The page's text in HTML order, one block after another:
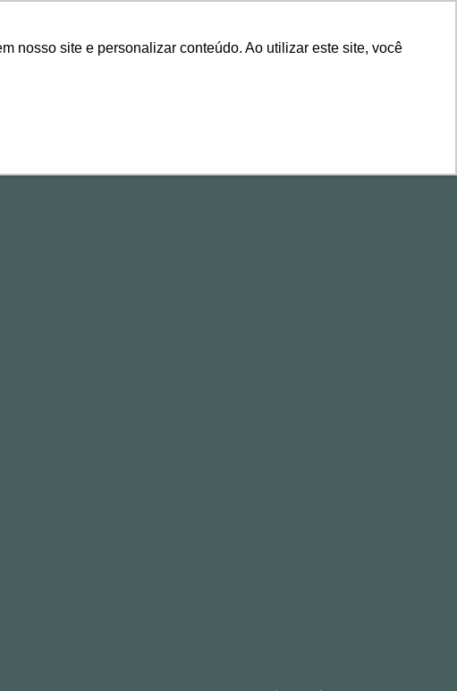
nosso site e personalizar conteúdo. Ao utilizar este site, você